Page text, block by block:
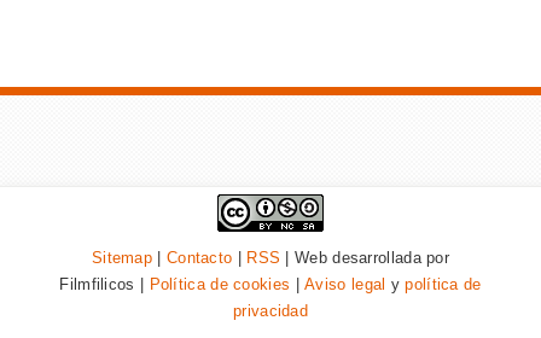
Sitemap Contacto RSS | Web desarrollada por
Filmfilicos |
Política de cookies |Aviso legal ypolítica de
privacidad